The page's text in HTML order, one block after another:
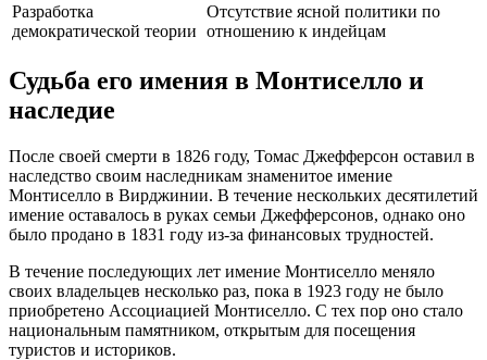
Разработка
демократической теории
Отсутствие ясной политики по
отношению к индейцам
Судьба его имения в Монтиселло и
наследие
После своей смерти в 1826 году, Томас Джефферсон оставил в
наследство своим наследникам знаменитое имение
Монтиселло в Вирджинии. В течение нескольких десятилетий
имение оставалось в руках семьи Джефферсонов, однако оно
было продано в 1831 году из-за финансовых трудностей.
В течение последующих лет имение Монтиселло меняло
своих владельцев несколько раз, пока в 1923 году не было
приобретено Ассоциацией Монтиселло. С тех пор оно стало
национальным памятником, открытым для посещения
туристов и историков.